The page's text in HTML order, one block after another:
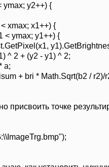
y2++) {
x1++) {
ymax; y1++) {
+ (y2 - y1) ^ 2;
bri * Math.Sqrt(b2 / r2)/
точке